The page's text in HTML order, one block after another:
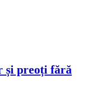
și preoți fără